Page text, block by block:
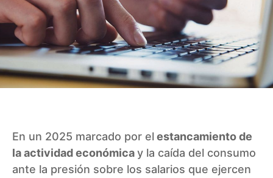
En un 2025 marcado por elestancamiento de
la actividad económicay la caída del consumo
ante la presión sobre los salarios que ejercen